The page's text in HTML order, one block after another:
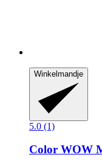
Winkelmandje
5.0 (1)
Color WOW